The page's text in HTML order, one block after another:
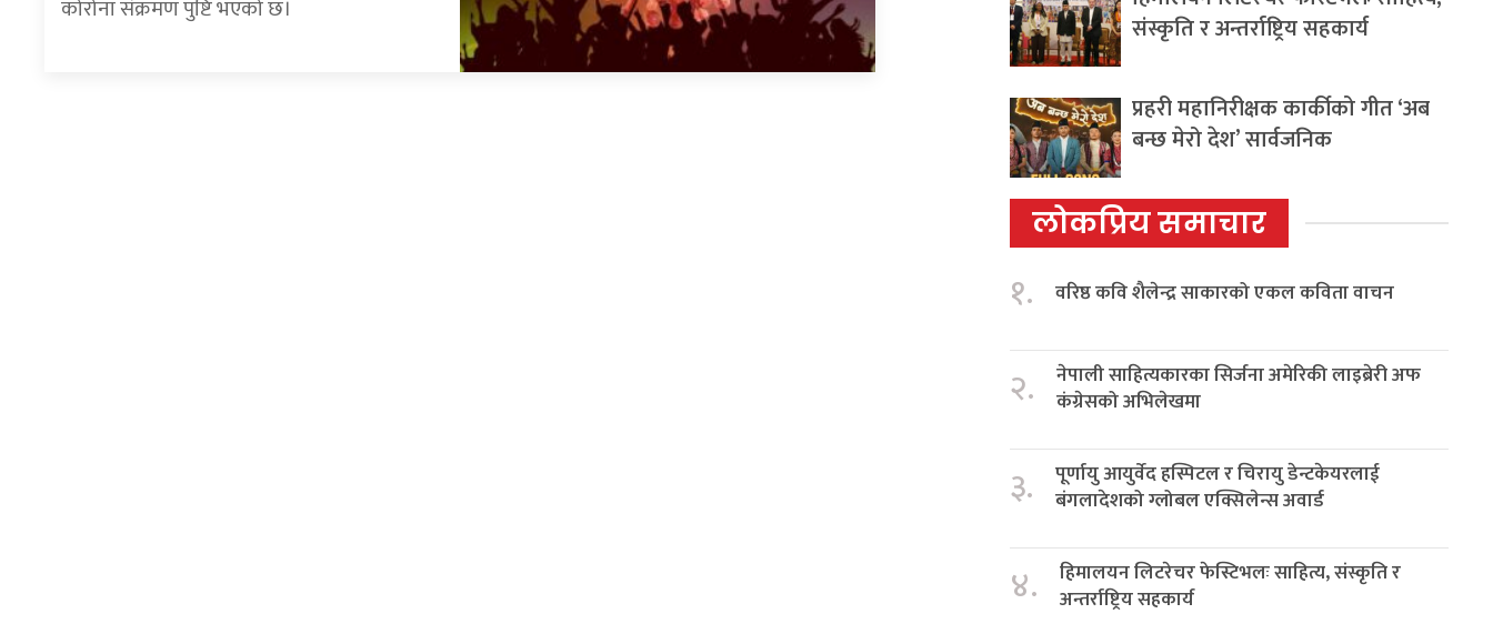
कोरोना संक्रमण पुष्टि भएको छ।
संस्कृति र अन्तर्राष्ट्रिय सहकार्य
प्रहरी महानिरीक्षक कार्कीको गीत ‘अब
बन्छ मेरो देश’ सार्वजनिक
लोकप्रिय समाचार
१. वरिष्ठ कवि शैलेन्द्र साकारको एकल कविता वाचन
२.
नेपाली साहित्यकारका सिर्जना अमेरिकी लाइब्रेरी अफ
कंग्रेसको अभिलेखमा
३.
पूर्णायु आयुर्वेद हस्पिटल र चिरायु डेन्टकेयरलाई
बंगलादेशको ग्लोबल एक्सिलेन्स अवार्ड
४.
हिमालयन लिटरेचर फेस्टिभलः साहित्य, संस्कृति र
अन्तर्राष्ट्रिय सहकार्य